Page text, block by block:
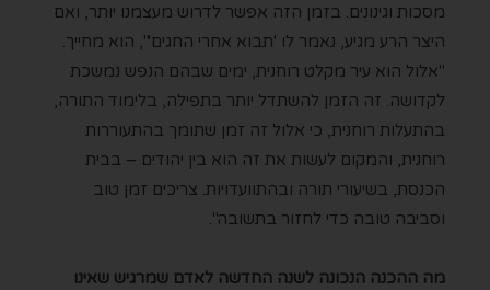
מסכות וגינונים. בזמן הזה אפשר לדרוש מעצמנו יותר, ואם
היצר הרע מגיע, נאמר לו 'תבוא אחרי החגים'", הוא מחייך.
"אלול הוא עיר מקלט רוחנית, ימים שבהם הנפש נמשכת
לקדושה. זה הזמן להשתדל יותר בתפילה, בלימוד התורה,
בהתעלות רוחנית, כי אלול זה זמן שתומך בהתעוררות
רוחנית, והמקום לעשות את זה הוא בין יהודים – בבית
הכנסת, בשיעורי תורה ובהתוועדויות. צריכים זמן טוב
וסביבה טובה כדי לחזור בתשובה".
מה ההכנה הנכונה לשנה החדשה לאדם שמרגיש שאינו